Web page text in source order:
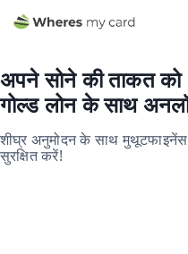
अपने सोने की ताकत
गोल्ड लोन के साथ
शीघ्र अनुमोदन के साथ मुथूटफाइनेंस
सुरक्षित करें!